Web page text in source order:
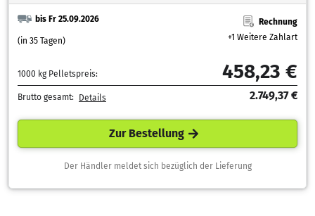
bis Fr 25.09.2026
(in 35 Tagen)
Rechnung
+1 Weitere Zahlart
1000 kg Pelletspreis: 458,23 €
Brutto gesamt: Details 2.749,37 €
Zur Bestellung
Der Händler meldet sich bezüglich der Lieferung